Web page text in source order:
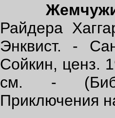
Райдера
Энквист. -
Сойкин, ценз.
см. -
Приключения